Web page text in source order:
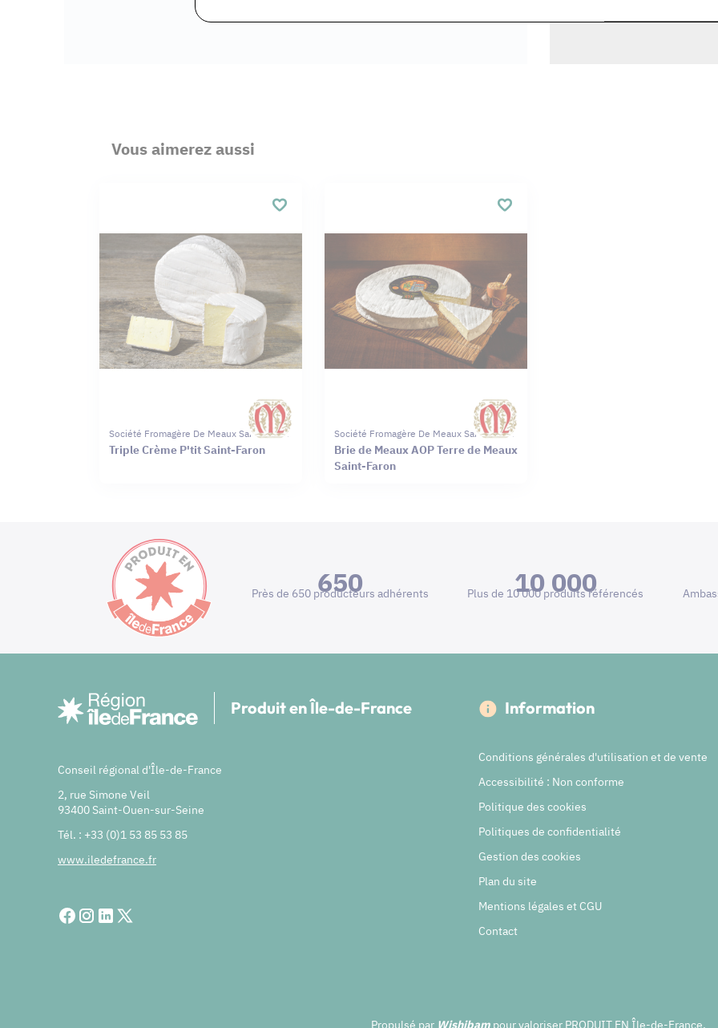
Vous aimerez aussi
Société Fromagère De Meaux Saint-Faron
Triple Crème P'tit Saint-Faron
Société Fromagère De Meaux Saint-Faron
Brie de Meaux AOP Terre de Meaux
Saint-Faron
650
Près de 650 producteurs adhérents 10 000
Plus de 10 000 produits référencés
Produit en Île-de-France
Conseil régional d'Île-de-France
2, rue Simone Veil
93400 Saint-Ouen-sur-Seine
Tél. : +33 (0)1 53 85 53 85
www.iledefrance.fr
Information
Conditions générales d'utilisation et de vente
Accessibilité : Non conforme
Politique des cookies
Politiques de confidentialité
Gestion des cookies
Plan du site
Mentions légales et CGU
Contact
Propulsé par Wishibam pour valoriser PRODUIT EN Île-de-France.